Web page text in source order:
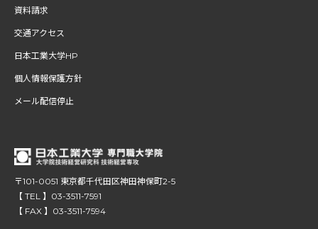
資料請求
交通アクセス
日本工業大学HP
個人情報保護方針
メール配信停止
〒101-0051 東京都千代田区神田神保町2-5
【 TEL 】03-3511-7591
【 FAX 】03-3511-7594